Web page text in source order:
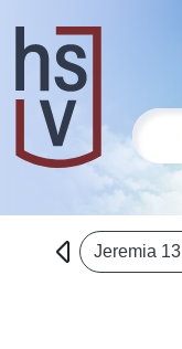
Jeremia 13